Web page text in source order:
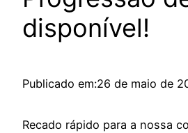
disponível!
Publicado em:26 de maio de
Recado rápido para a nossa